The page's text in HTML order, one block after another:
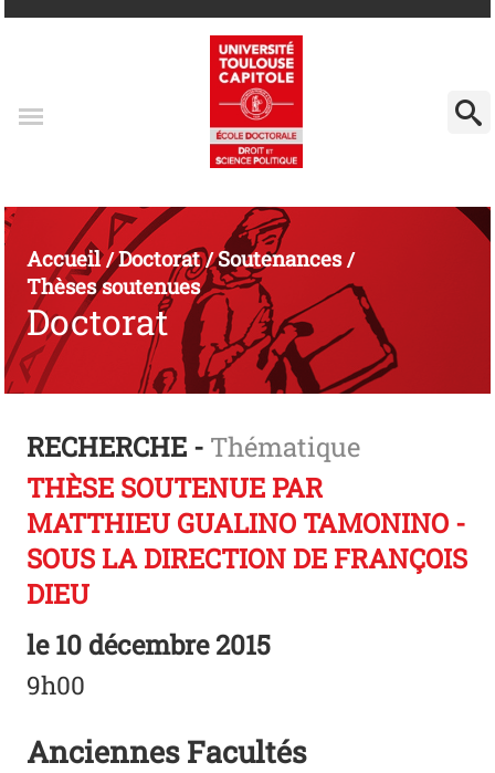
Accueil/Doctorat/Soutenances/
Thèses soutenues
Doctorat
RECHERCHE - Thématique
THÈSE SOUTENUE PAR
MATTHIEU GUALINO TAMONINO -
SOUS LA DIRECTION DE FRANÇOIS
DIEU
le10 décembre 2015
9h00
Anciennes Facultés